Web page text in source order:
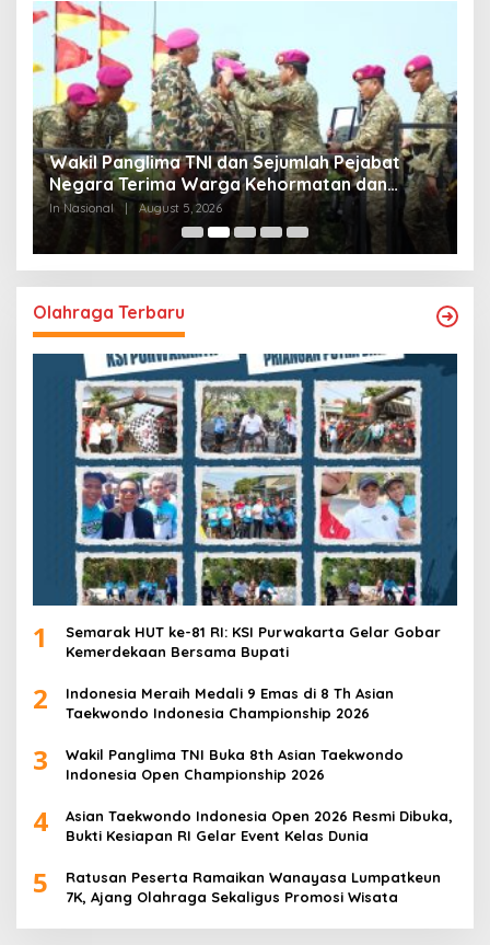
Wakil Panglima TNI dan Sejumlah Pejabat
Negara Terima Warga Kehormatan dan
Brevet Korps Marinir
In Nasional | August 5, 2026
Olahraga Terbaru
1
Semarak HUT ke-81 RI: KSI Purwakarta Gelar Gobar
Kemerdekaan Bersama Bupati
2
Indonesia Meraih Medali 9 Emas di 8 Th Asian
Taekwondo Indonesia Championship 2026
3
Wakil Panglima TNI Buka 8th Asian Taekwondo
Indonesia Open Championship 2026
4
Asian Taekwondo Indonesia Open 2026 Resmi Dibuka,
Bukti Kesiapan RI Gelar Event Kelas Dunia
5
Ratusan Peserta Ramaikan Wanayasa Lumpatkeun
7K, Ajang Olahraga Sekaligus Promosi Wisata